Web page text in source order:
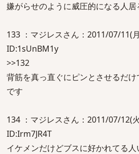
嫌がらせのように威圧的になる人居
133 ：マジレスさん：2011/07/11(
ID:1sUnBM1y
>>132
背筋を真っ直ぐにピンとさせるだ
です
134 ：マジレスさん：2011/07/12(
ID:Irm7JR4T
イケメンだけどブスに好かれてる